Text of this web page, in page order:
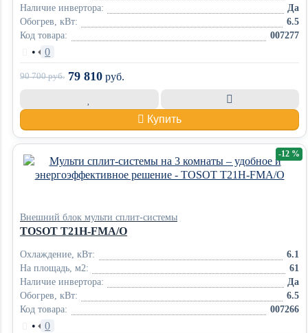
Наличие инвертора:
Да
Обогрев, кВт:
6.5
Код товара:
007277
• 0
90 700руб. 79 810 руб.
Купить
Внешний блок мульти сплит-системы
TOSOT T21H-FMA/O
Охлаждение, кВт:
6.1
На площадь, м2:
61
Наличие инвертора:
Да
Обогрев, кВт:
6.5
Код товара:
007266
• 0
-12 %